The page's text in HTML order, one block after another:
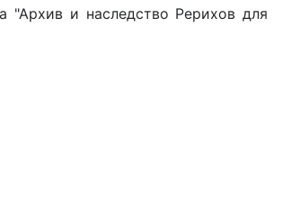
и наследство Рерихов для